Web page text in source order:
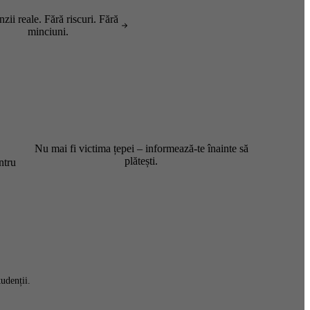
reale. Fără riscuri. Fără
minciuni.
Nu mai fi victima țepei – informează-te înainte să
plătești.